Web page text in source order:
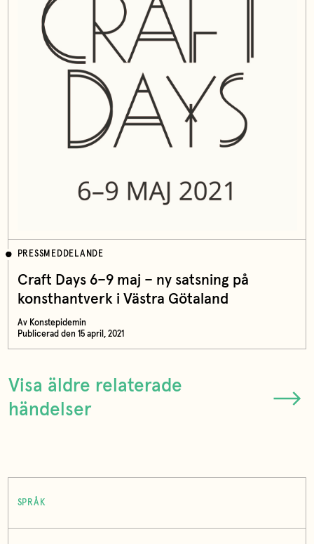
PRESSMEDDELANDE
Craft Days 6–9 maj – ny satsning på
konsthantverk i Västra Götaland
Av Konstepidemin
Publicerad den 15 april, 2021
Visa äldre relaterade
händelser
SPRÅK